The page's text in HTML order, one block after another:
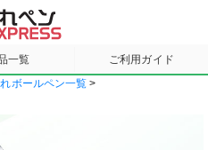
一覧 ご利用ガイド
ボールペン一覧 >